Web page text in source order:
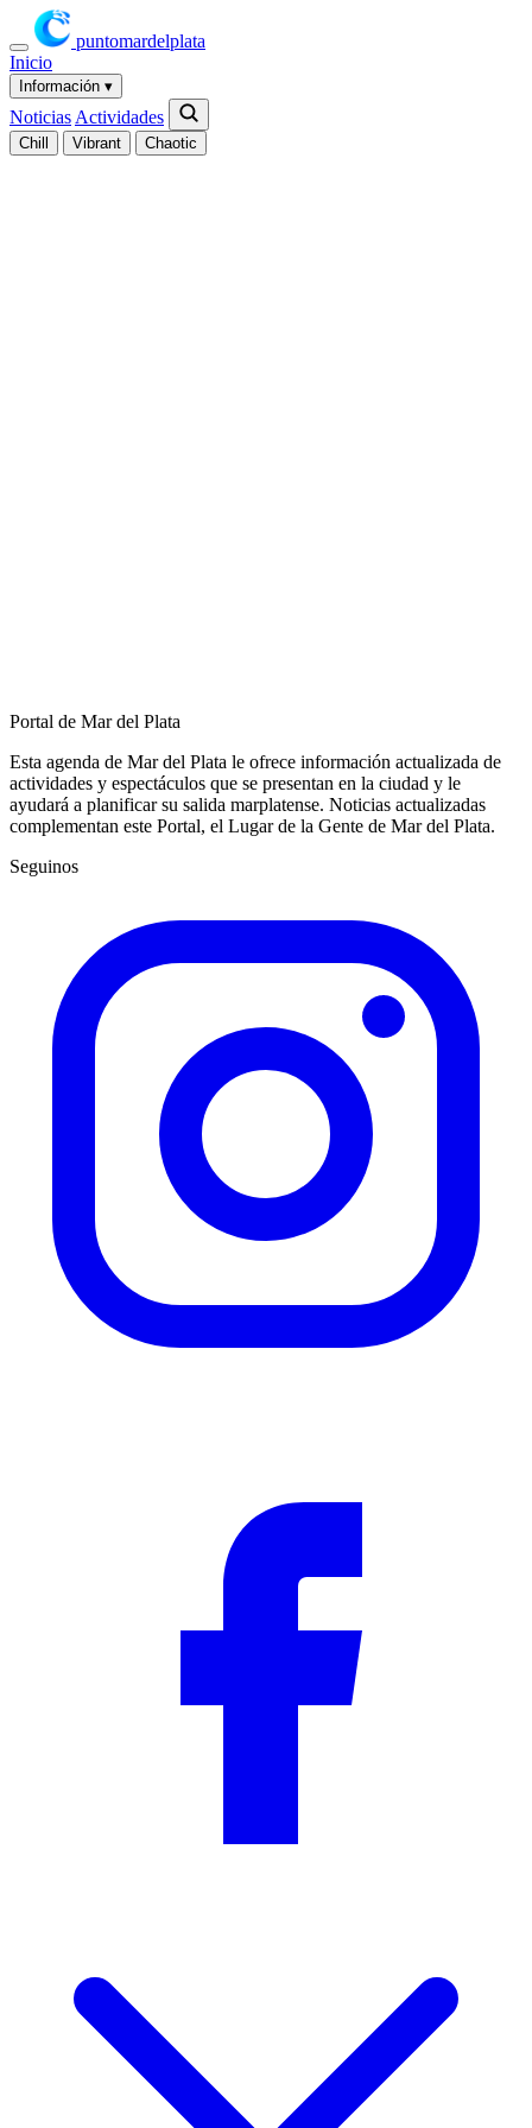
puntomardelplata
Inicio
Información ▾
Noticias Actividades
Chill Vibrant Chaotic
Portal de Mar del Plata
Esta agenda de Mar del Plata le ofrece información actualizada de
actividades y espectáculos que se presentan en la ciudad y le
ayudará a planificar su salida marplatense. Noticias actualizadas
complementan este Portal, el Lugar de la Gente de Mar del Plata.
Seguinos